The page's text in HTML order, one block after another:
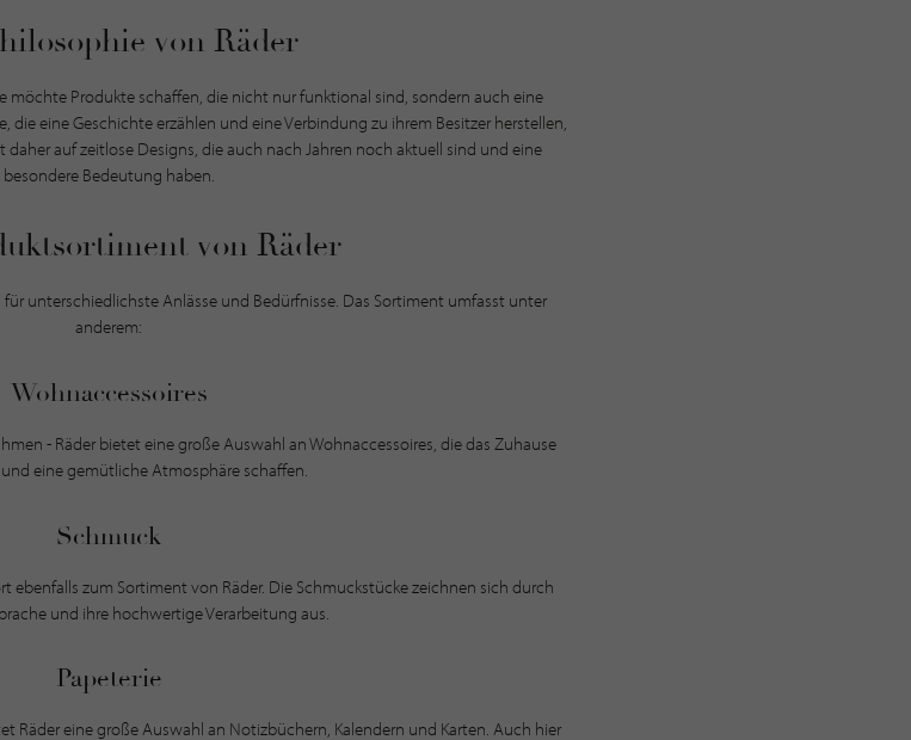
von Räder
möchte Produkte schaffen, die nicht nur funktional sind, sondern auch eine
eine Geschichte erzählen und eine Verbindung zu ihrem Besitzer herstellen,
auf zeitlose Designs, die auch nach Jahren noch aktuell sind und eine
besondere Bedeutung haben.
von Räder
unterschiedlichste Anlässe und Bedürfnisse. Das Sortiment umfasst unter
anderem:
Wohnaccessoires
- Räder bietet eine große Auswahl an Wohnaccessoires, die das Zuhause
eine gemütliche Atmosphäre schaffen.
Schmuck
ebenfalls zum Sortiment von Räder. Die Schmuckstücke zeichnen sich durch
und ihre hochwertige Verarbeitung aus.
Papeterie
Räder eine große Auswahl an Notizbüchern, Kalendern und Karten. Auch hier